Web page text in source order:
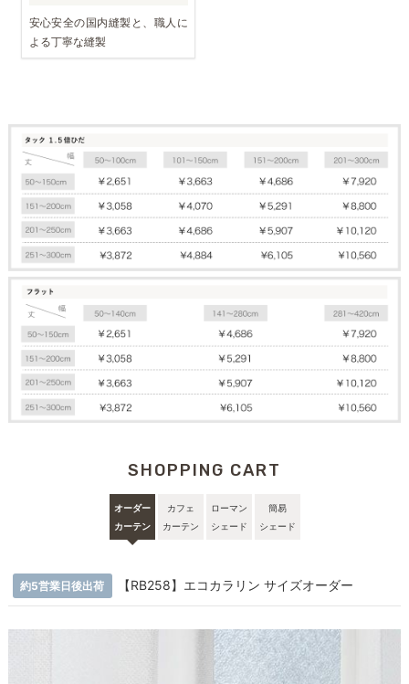
安心安全の国内縫製と、職人に
よる丁寧な縫製
SHOPPING CART
オーダー
カーテン
カフェ
カーテン
ローマン
シェード
簡易
シェード
約5営業日後出荷 【RB258】エコカラリン サイズオーダー